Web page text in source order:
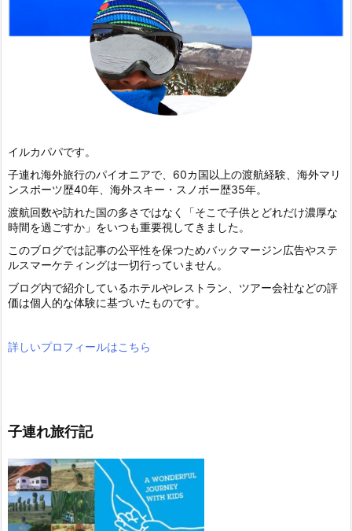
イルカパパです。
子連れ海外旅行のパイオニアで、60カ国以上の渡航経験、海外マリ
ンスポーツ歴40年、海外スキー・スノボー歴35年。
渡航回数や訪れた国の多さではなく「そこで子供とどれだけ濃厚な
時間を過ごすか」をいつも重要視してきました。
このブログでは記事の公平性を保つためバックマージン広告やステ
ルスマーケティングは一切行っていません。
ブログ内で紹介しているホテルやレストラン、ツアー会社などの評
価は個人的な体験に基づいたものです。
詳しいプロフィールはこちら
子連れ旅行記